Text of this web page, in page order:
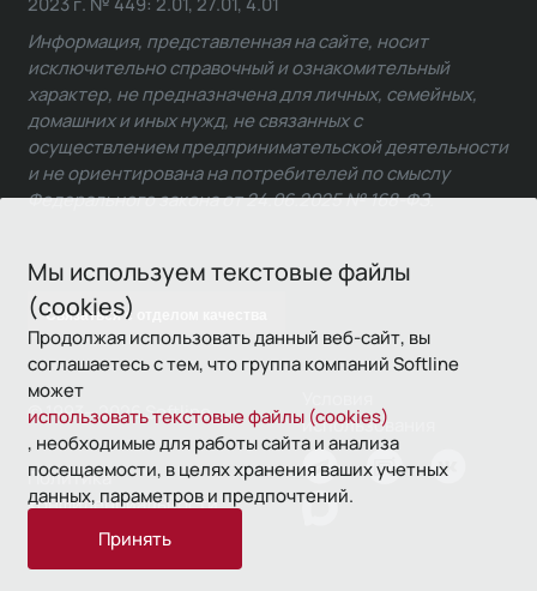
Мы используем текстовые файлы
(cookies)
Продолжая использовать данный веб-сайт, вы
соглашаетесь с тем, что группа компаний Softline
может
использовать текстовые файлы (cookies)
, необходимые для работы сайта и анализа
посещаемости, в целях хранения ваших учетных
данных, параметров и предпочтений.
Принять
Связаться с отделом качества
Информация, представленная на сайте, носит
исключительно справочный и ознакомительный
характер, не предназначена для личных, семейных,
домашних и иных нужд, не связанных с
осуществлением предпринимательской деятельности
и не ориентирована на потребителей по смыслу
Федерального закона от 24.06.2025 № 168-ФЗ.
© 1993—2026 Softline
использования
Политика
конфиденциальности